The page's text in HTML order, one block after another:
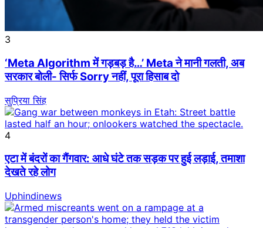
3
‘Meta Algorithm में गड़बड़ है…’ Meta ने मानी गलती, अब
सरकार बोली- सिर्फ Sorry नहीं, पूरा हिसाब दो
सुप्रिया सिंह
4
एटा में बंदरों का गैंगवार: आधे घंटे तक सड़क पर हुई लड़ाई, तमाशा
देखते रहे लोग
Uphindinews